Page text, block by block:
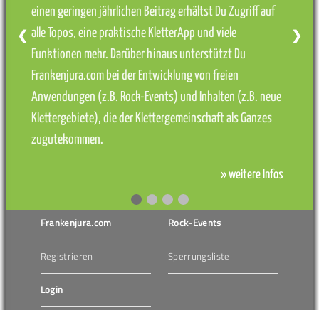
einen geringen jährlichen Beitrag erhältst Du Zugriff auf
alle Topos, eine praktische KletterApp und viele
Funktionen mehr. Darüber hinaus unterstützt Du
Frankenjura.com bei der Entwicklung von freien
Anwendungen (z.B. Rock-Events) und Inhalten (z.B. neue
Klettergebiete), die der Klettergemeinschaft als Ganzes
zugutekommen.
» weitere Infos
❮ ❯
Frankenjura.com
Registrieren
Login
Rock-Events
Sperrungsliste